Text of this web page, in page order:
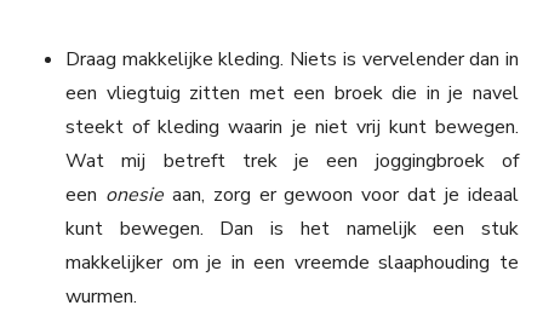
Draag makkelijke kleding. Niets is vervelender dan in
een vliegtuig zitten met een broek die in je navel
steekt of kleding waarin je niet vrij kunt bewegen.
Wat mij betreft trek je een joggingbroek of
een onesie aan, zorg er gewoon voor dat je ideaal
kunt bewegen. Dan is het namelijk een stuk
makkelijker om je in een vreemde slaaphouding te
wurmen.